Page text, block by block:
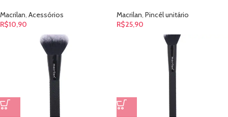
Macrilan, Acessórios
R$10,90
Macrilan, Pincél unitário
R$25,90